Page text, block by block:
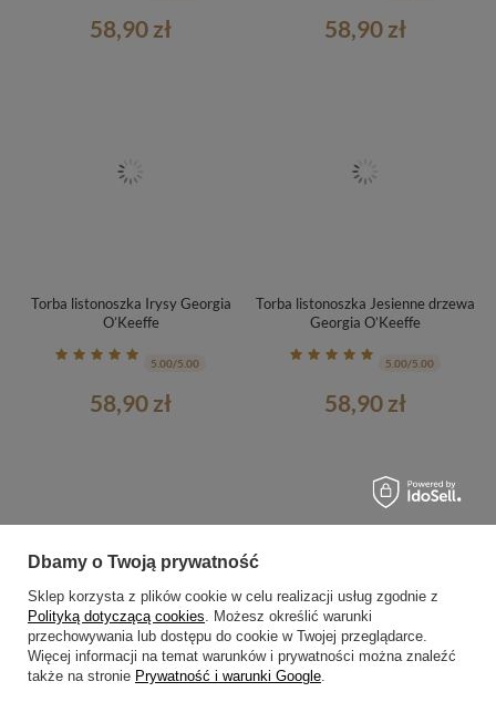
58,90 zł 58,90 zł
Torba listonoszka Irysy Georgia
O’Keeffe
5.00/5.00
58,90 zł
Torba listonoszka Jesienne drzewa
Georgia O’Keeffe
5.00/5.00
58,90 zł
Torba listonoszka Szare linie z
Torba listonoszka Z Jeziora Georgia
Dbamy o Twoją prywatność
Sklep korzysta z plików cookie w celu realizacji usług zgodnie z
Polityką dotyczącą cookies. Możesz określić warunki
przechowywania lub dostępu do cookie w Twojej przeglądarce.
Więcej informacji na temat warunków i prywatności można znaleźć
także na stronie Prywatność i warunki Google.